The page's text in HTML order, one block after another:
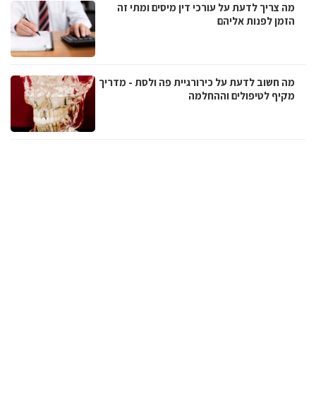
מה צריך לדעת על עורכי דין מיסים ומתי זה
הזמן לפנות אליהם
מה חשוב לדעת על כירורגיית פה ולסת - מדריך
מקיף לטיפולים וההחלמה